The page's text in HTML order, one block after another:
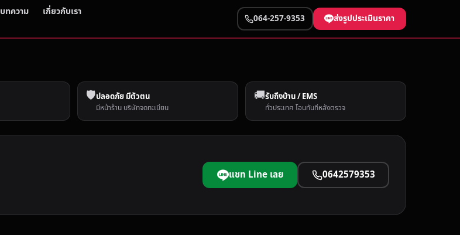
บทความ เกี่ยวกับเรา
064-257-9353 ส่งรูปประเมินราคา
🛡️ปลอดภัย มีตัวตน
มีหน้าร้าน บริษัทจดทะเบียน
🚚รับถึงบ้าน / EMS
ทั่วประเทศ โอนทันทีหลังตรวจ
แชท Line เลย 0642579353